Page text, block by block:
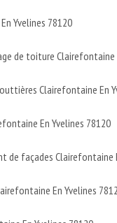
Yvelines 78120
de toiture Clairefontaine
Clairefontaine En
En Yvelines 78120
de façades Clairefontaine
En Yvelines